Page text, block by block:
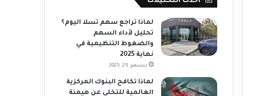
لماذا تراجع سهم تسلا اليوم؟
تحليل لأداء السهم
والضغوط التنظيمية في
نهاية 2025
ديسمبر 29, 2025
لماذا تكافح البنوك المركزية
العالمية للتخلي عن هيمنة